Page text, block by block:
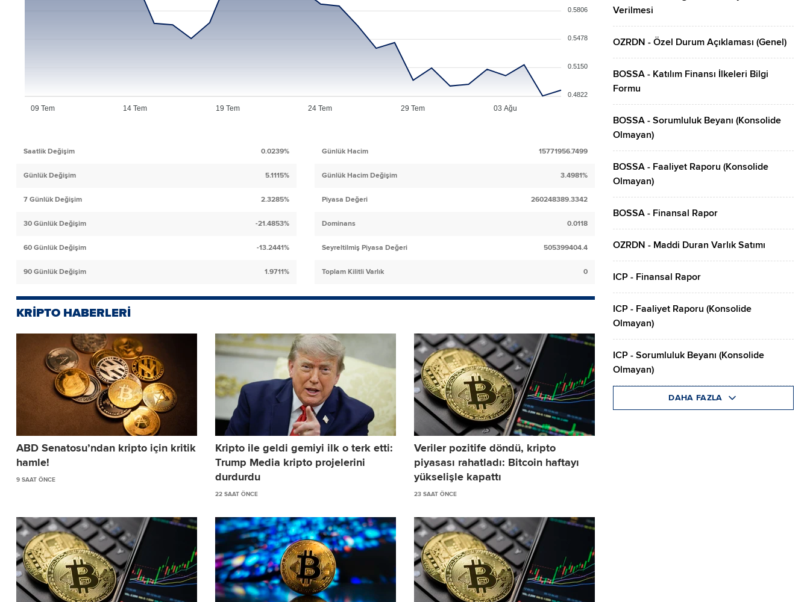
0.5806
0.5478
0.5150
0.4822
09 Tem 14 Tem 19 Tem 24 Tem 29 Tem 03 Ağu
Saatlik Değişim 0.0239%
Günlük Değişim 5.1115%
7 Günlük Değişim 2.3285%
30 Günlük Değişim -21.4853%
60 Günlük Değişim -13.2441%
90 Günlük Değişim 1.9711%
Günlük Hacim 15771956.7499
Günlük Hacim Değişim 3.4981%
Piyasa Değeri 260248389.3342
Dominans 0.0118
Seyreltilmiş Piyasa Değeri 505399404.4
Toplam Kilitli Varlık 0
KRİPTO HABERLERİ
ABD Senatosu’ndan kripto için kritik
hamle!
9 SAAT ÖNCE
Kripto ile geldi gemiyi ilk o terk etti:
Trump Media kripto projelerini
durdurdu
22 SAAT ÖNCE
Veriler pozitife döndü, kripto
piyasası rahatladı: Bitcoin haftayı
yükselişle kapattı
23 SAAT ÖNCE
Verilmesi
OZRDN - Özel Durum Açıklaması (Genel)
BOSSA - Katılım Finansı İlkeleri Bilgi
Formu
BOSSA - Sorumluluk Beyanı (Konsolide
Olmayan)
BOSSA - Faaliyet Raporu (Konsolide
Olmayan)
BOSSA - Finansal Rapor
OZRDN - Maddi Duran Varlık Satımı
ICP - Finansal Rapor
ICP - Faaliyet Raporu (Konsolide
Olmayan)
ICP - Sorumluluk Beyanı (Konsolide
Olmayan)
DAHA FAZLA